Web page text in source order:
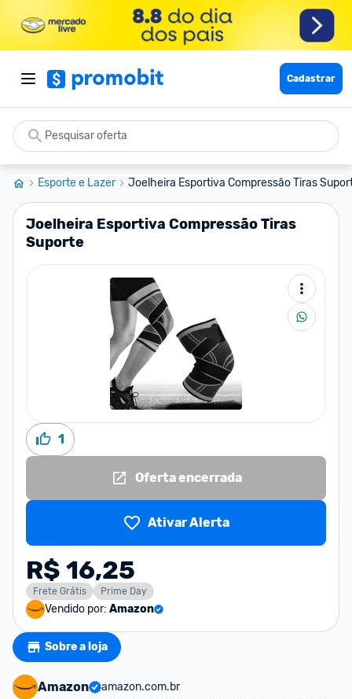
Cadastrar
Esporte e Lazer Joelheira Esportiva Compressão Tiras
Joelheira Esportiva Compressão Tiras
Suporte
1
Oferta encerrada
Ativar Alerta
R$ 16,25
Frete Grátis Prime Day
Vendido por: Amazon
Sobre a loja
Amazon
amazon.com.br